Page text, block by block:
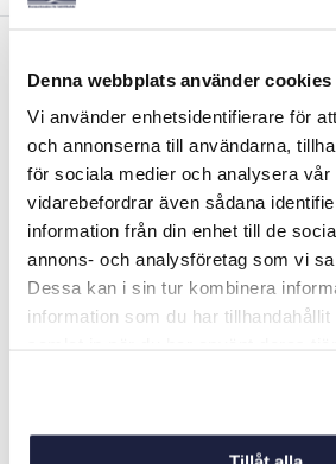
Denna webbplats använder cookies
Vi använder enhetsidentifierare för
och annonserna till användarna,
för sociala medier och analysera vår
vidarebefordrar även sådana
information från din enhet till de
annons- och analysföretag som vi
Dessa kan i sin tur kombinera
information som du har
Art nr: